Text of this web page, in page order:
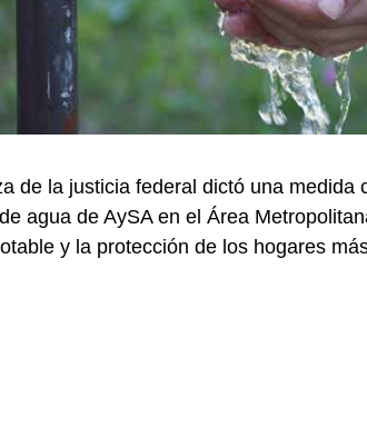
de la justicia federal dictó una
agua de AySA en el Área
y la protección de los hogares